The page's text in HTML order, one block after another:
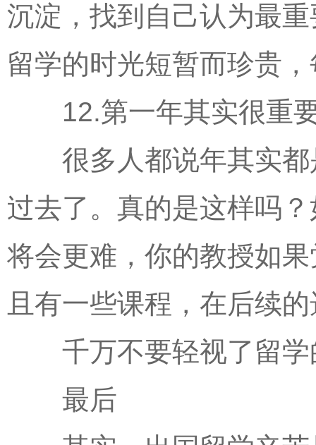
沉淀，找到自己认为最
留学的时光短暂而珍贵
12.第一年其实很重
很多人都说年其实都
过去了。真的是这样吗
将会更难，你的教授如
且有一些课程，在后续
千万不要轻视了留学
最后